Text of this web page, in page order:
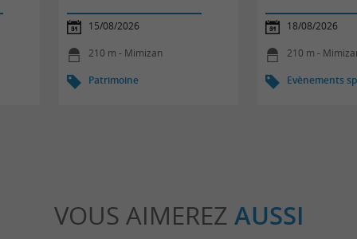
15/08/2026
210 m - Mimizan
Patrimoine
18/08/2026
210 m -
Evènements
VOUS AIMEREZ AUSSI